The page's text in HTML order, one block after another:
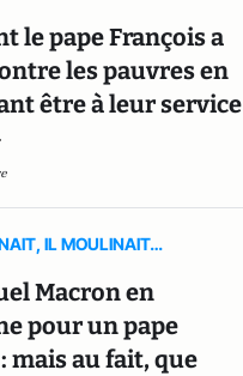
le pape François a
les pauvres en
être à leur service
IL MOULINAIT…
Macron en
pour un pape
mais au fait, que